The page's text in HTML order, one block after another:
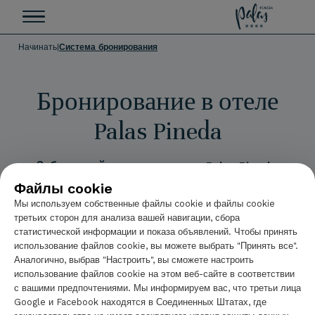
Hotel Palas Pineda
Начинать Система бронирования
Бронирование в отеле
Palas Pineda
Забронируйте номервотеле Palas Pineda,
расположенном недалеко от пляжа, и
приготовьтесь к незабываемому отдыху в самом
сердце Коста-Дорады!
Файлы cookie
Мы используем собственные файлы cookie и файлы cookie
третьих сторон для анализа вашей навигации, сбора
статистической информации и показа объявлений. Чтобы принять
использование файлов cookie, вы можете выбрать "Принять все".
Аналогично, выбрав "Настроить", вы сможете настроить
использование файлов cookie на этом веб-сайте в соответствии
с вашими предпочтениями. Мы информируем вас, что третьи лица
Google и Facebook находятся в Соединенных Штатах, где